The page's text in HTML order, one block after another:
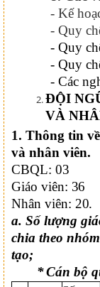
- Kế hoạch,
- Quy chế
- Quy chế
- Quy chế
- Các nghị
ĐỘI
VÀ
1. Thông tin
và nhân viên.
CBQL: 03
Giáo viên: 36
Nhân viên: 20.
a. Số lượng
chia theo
tạo;
*Cán bộ